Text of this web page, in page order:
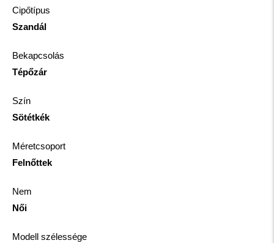
Cipőtípus
Szandál
Bekapcsolás
Tépőzár
Szín
Sötétkék
Méretcsoport
Felnőttek
Nem
Női
Modell szélessége